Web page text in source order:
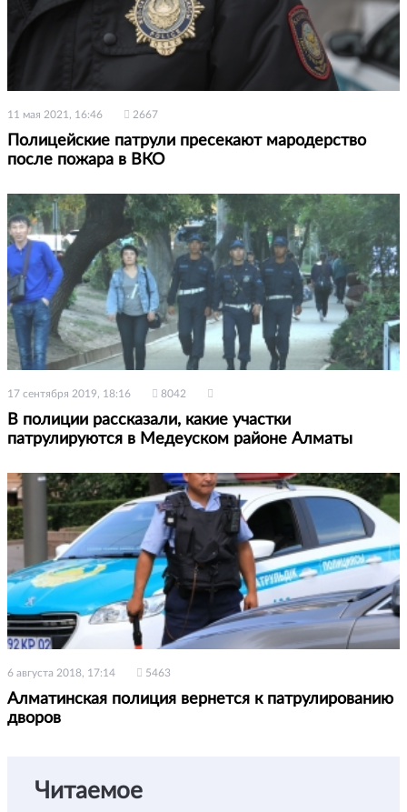
11 мая 2021, 16:46 2667
Полицейские патрули пресекают мародерство
после пожара в ВКО
17 сентября 2019, 18:16 8042
В полиции рассказали, какие участки
патрулируются в Медеуском районе Алматы
6 августа 2018, 17:14 5463
Алматинская полиция вернется к патрулированию
дворов
Читаемое